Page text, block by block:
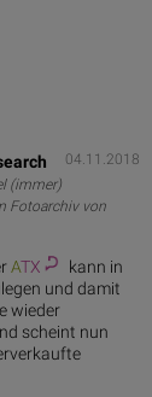
04.11.2018
(immer)
Fotoarchiv von
ATX
kann in
und damit
wieder
scheint nun